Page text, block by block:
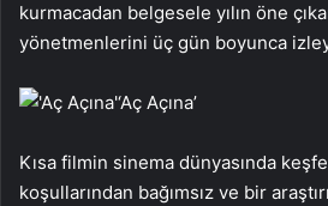
kurmacadan belgesele yılın öne
yönetmenlerini üç gün boyunca
‘Aç Açına’
Kısa filmin sinema dünyasında
koşullarından bağımsız ve bir